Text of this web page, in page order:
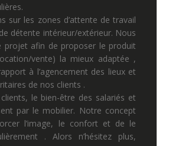
sur les zones d’attente de travail
détente intérieur/extérieur. Nous
projet afin de proposer le produit
vente) la mieux adaptée ,
à l’agencement des lieux et
de nos clients .
le bien-être des salariés et
par le mobilier. Notre concept
l’image, le confort et de le
. Alors n’hésitez plus,